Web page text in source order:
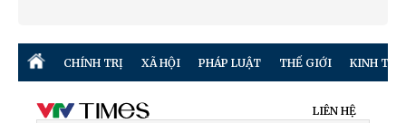
CHÍNH TRỊ XÃ HỘI PHÁP LUẬT THẾ GIỚI KINH TẾ
LIÊN HỆ